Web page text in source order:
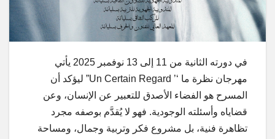
في دورته الثانية من 11 إلى 13 نوفمبر 2025 يأتي
مهرجان نظرة ما ‘’ Un Certain Regard” ليؤكد أن
المسرح هو الفضاء الأصدق للتعبير عن الإنسان، وعن
قضاياه وأسئلته الوجودية. فهو لا يُقدَّم بوصفه مجرد
تظاهرة فنية، بل مشروع فكر وتربية وجمال، ومساحة